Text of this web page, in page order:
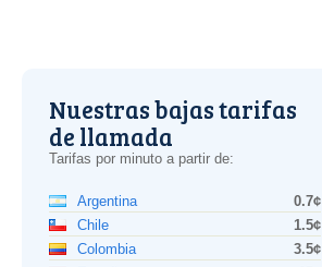
Nuestras bajas tarifas
de llamada
Tarifas por minuto a partir de:
Argentina
0.7¢
Chile
1.5¢
Colombia
3.5¢